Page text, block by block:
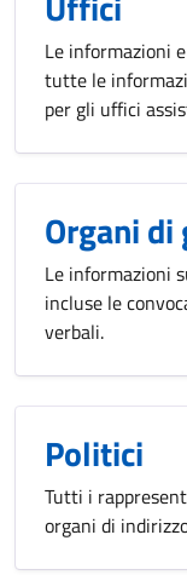
Le informazioni
tutte le
per gli uffici
Organi di
Le informazioni
incluse le
verbali.
Politici
Tutti i
organi di